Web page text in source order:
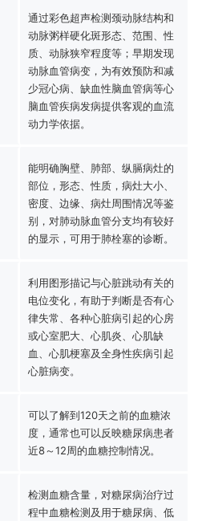
通过彩色超声检测颈动脉结构和
动脉粥样硬化斑形态、范围、性
质、动脉狭窄程度等；早期发现
动脉血管病变，为有效预防和减
少冠心病、缺血性脑血管病等心
脑血管疾病发病提供客观的血流
动力学依据。
能明确胸壁、肺部、纵膈病灶的
部位，形态、性质，病灶大小、
密度、边缘、病灶周围情况等鉴
别，对肺动脉血管分支均有较好
的显示，可用于肺栓塞的诊断。
利用图形描记与心脏跳动有关的
电位变化，有助于判断是否有心
律失常、各种心脏病引起的心房
或心室肥大、心肌炎、心肌缺
血、心肌梗塞及全身性疾病引起
心脏病变。
可以了解到120天之前的血糖浓
度，通常也可以反映糖尿病患者
近8～12周的血糖控制情况。
检测血糖含量，对糖尿病治疗过
程中血糖检测及用于糖尿病、低